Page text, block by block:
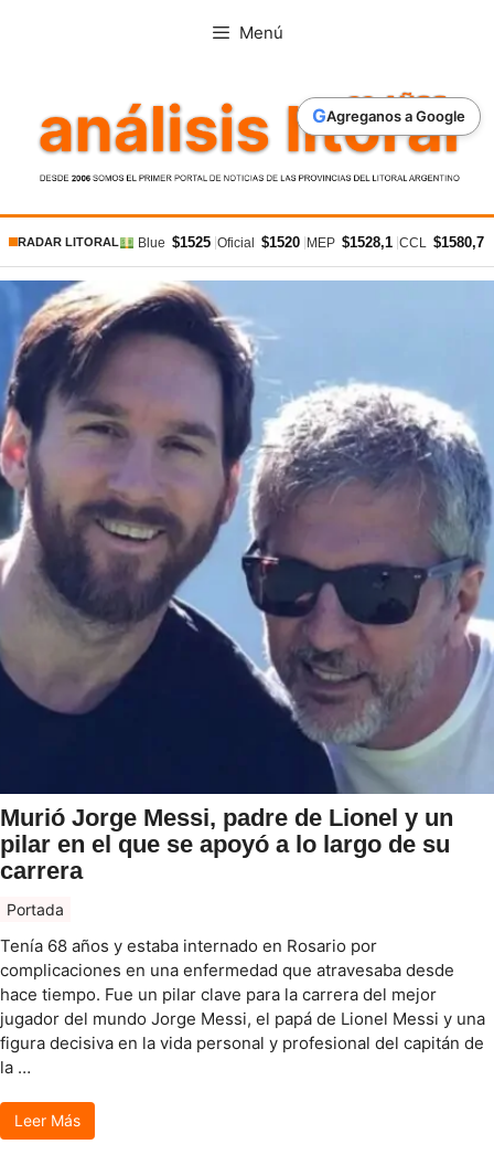
GAgreganos a Google
Menú
RADAR LITORAL Blue $1525 Oficial $1520 MEP $1528,1 CCL $1580,7
Murió Jorge Messi, padre de Lionel y un
pilar en el que se apoyó a lo largo de su
carrera
Portada
Tenía 68 años y estaba internado en Rosario por
complicaciones en una enfermedad que atravesaba desde
hace tiempo. Fue un pilar clave para la carrera del mejor
jugador del mundo Jorge Messi, el papá de Lionel Messi y una
figura decisiva en la vida personal y profesional del capitán de
la …
Leer Más